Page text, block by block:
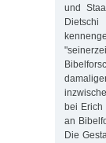
und
bei Erich
an
Die